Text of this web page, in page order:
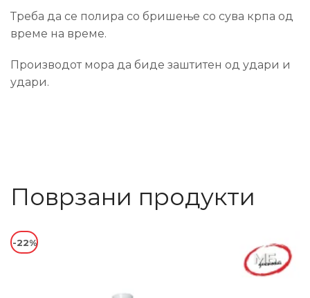
Треба да се полира со бришење со сува крпа од
време на време.
Производот мора да биде заштитен од удари и
удари.
Поврзани продукти
-22%